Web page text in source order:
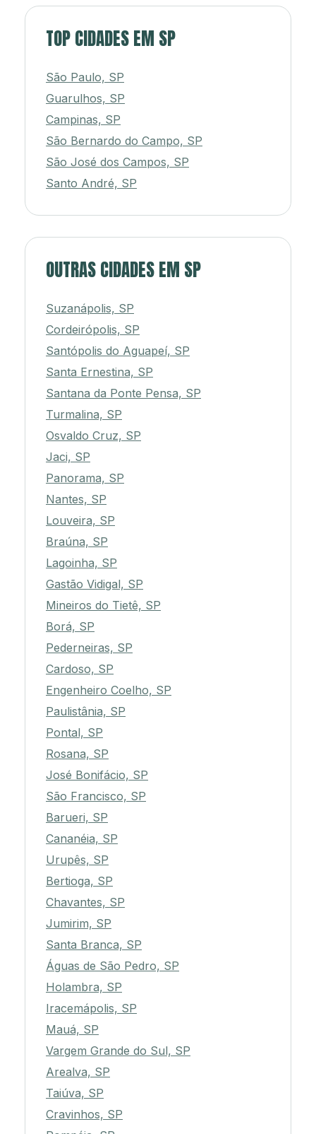
TOP CIDADES EM SP
São Paulo, SP
Guarulhos, SP
Campinas, SP
São Bernardo do Campo, SP
São José dos Campos, SP
Santo André, SP
OUTRAS CIDADES EM SP
Suzanápolis, SP
Cordeirópolis, SP
Santópolis do Aguapeí, SP
Santa Ernestina, SP
Santana da Ponte Pensa, SP
Turmalina, SP
Osvaldo Cruz, SP
Jaci, SP
Panorama, SP
Nantes, SP
Louveira, SP
Braúna, SP
Lagoinha, SP
Gastão Vidigal, SP
Mineiros do Tietê, SP
Borá, SP
Pederneiras, SP
Cardoso, SP
Engenheiro Coelho, SP
Paulistânia, SP
Pontal, SP
Rosana, SP
José Bonifácio, SP
São Francisco, SP
Barueri, SP
Cananéia, SP
Urupês, SP
Bertioga, SP
Chavantes, SP
Jumirim, SP
Santa Branca, SP
Águas de São Pedro, SP
Holambra, SP
Iracemápolis, SP
Mauá, SP
Vargem Grande do Sul, SP
Arealva, SP
Taiúva, SP
Cravinhos, SP